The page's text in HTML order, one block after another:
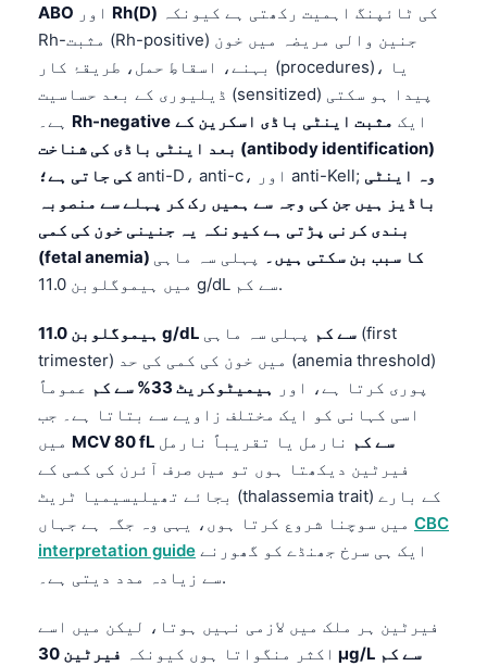
ABO Rh(D)
Rh-مثبت (Rh-positive) جنین والی مریضہ میں خون
بہنے، اسقاطِ حمل، طریقۂ کار (procedures)، یا
ڈیلیوری کے بعد حساسیت (sensitized) پیدا ہو سکتی
Rh-negative ایک مثبت اینٹی باڈی اسکرین کے
بعد اینٹی باڈی کی شناخت (antibody identification)
کی جاتی ہے؛
anti-D، anti-c، اور anti-Kell; وہ اینٹی
باڈیز ہیں جن کی وجہ سے ہمیں رک کر پہلے سے منصوبہ
بندی کرنی پڑتی ہے کیونکہ یہ جنینی خون کی کمی
(fetal anemia) کا سبب بن سکتی ہیں۔ پہلی سہ ماہی
میں ہیموگلوبن 11.0 g/dL سے کم.
ہیموگلوبن 11.0 g/dL سے کم پہلی سہ ماہی (first
trimester) میں خون کی کمی کی حد (anemia threshold)
پوری کرتا ہے، اور
ہیمیٹوکریٹ 33% سے کم
عموماً
اسی کہانی کو ایک مختلف زاویے سے بتاتا ہے۔ جب
MCV 80 fL سے کم نارمل یا تقریباً نارمل
فیرٹین دیکھتا ہوں تو میں صرف آئرن کی کمی کے
بجائے تھیلیسیمیا ٹریٹ (thalassemia trait) کے بارے
CBC
interpretation guide
سے زیادہ مدد دیتی ہے۔.
فیرٹین ہر ملک میں لازمی نہیں ہوتا، لیکن میں اسے
اکثر منگواتا ہوں کیونکہ
فیرٹین 30 µg/L سے کم